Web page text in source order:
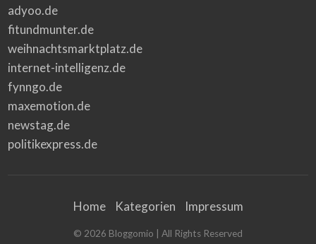
adyoo.de
fitundmunter.de
weihnachtsmarktplatz.de
internet-intelligenz.de
fynngo.de
maxemotion.de
newstag.de
politikexpress.de
Home Kategorien Impressum
© 2026 Bloggomio | All Rights Reserved